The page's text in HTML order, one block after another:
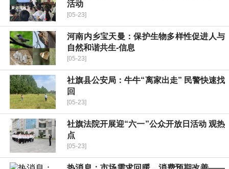
活动
[05-23]
河南内乡宝天曼：保护生物多样性促进人与
自然和谐共生-信息
[05-23]
社旗县公安局：牛牛“离家出走” 民警快速找
回
[05-23]
社旗法院开展迎“六一”公众开放日活动 观热
点
[05-23]